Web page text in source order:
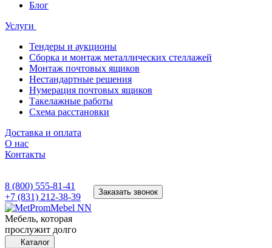
Блог
Услуги
Тендеры и аукционы
Сборка и монтаж металлических стеллажей
Монтаж почтовых ящиков
Нестандартные решения
Нумерация почтовых ящиков
Такелажные работы
Схема расстановки
Доставка и оплата
О нас
Контакты
8 (800) 555-81-41
+7 (831) 212-38-39
Заказать звонок
Мебель, которая
прослужит долго
Каталог